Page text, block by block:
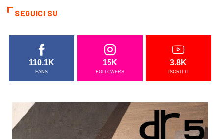
SEGUICI SU
110.1K
FANS
15K
FOLLOWERS
3.8K
ISCRITTI